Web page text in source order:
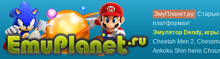
ЭмуПланет.ру: Старые
платформах!
Эмулятор Dendy,
Cheetah Men 2,
Ankoku Shin heno